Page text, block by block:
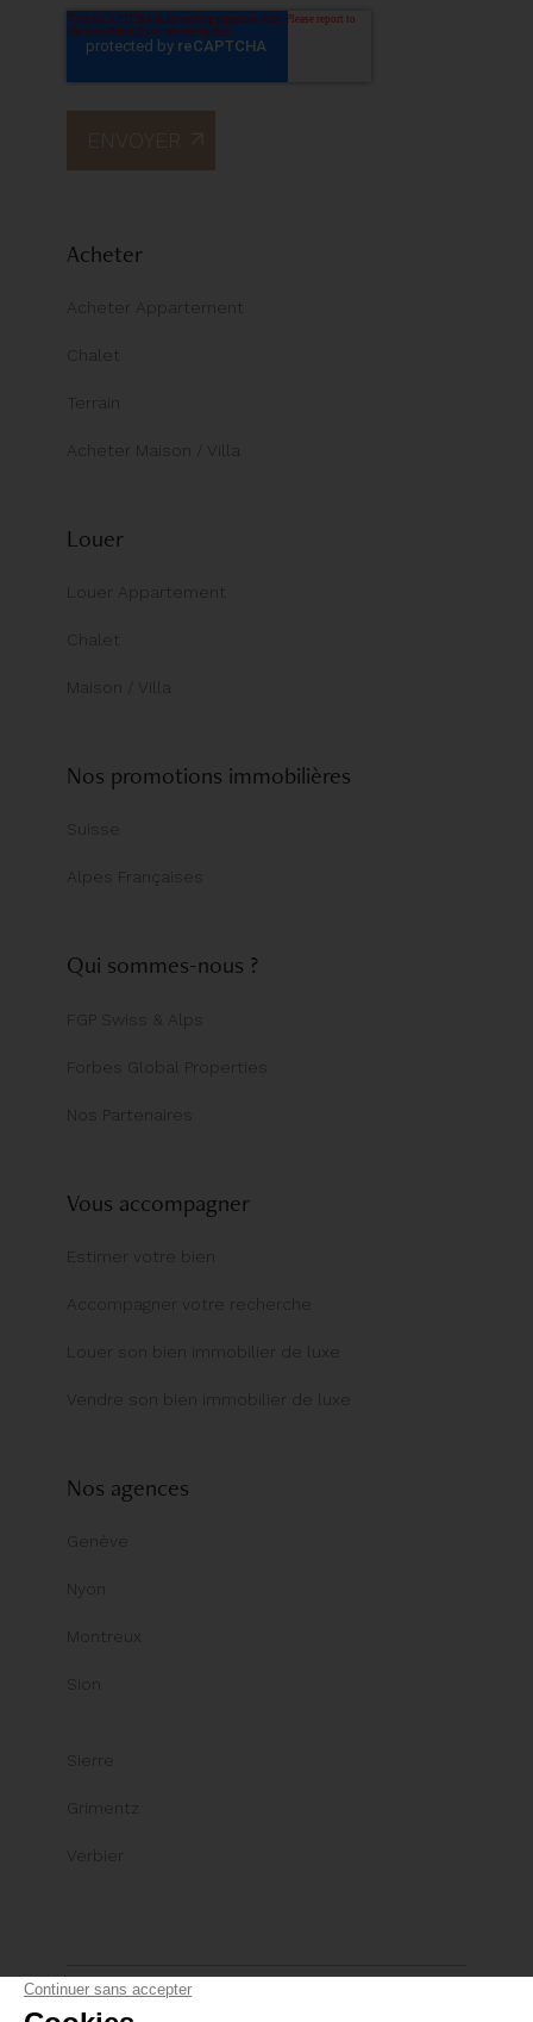
Acheter
Acheter Appartement
Chalet
Terrain
Acheter Maison / Villa
Louer
Louer Appartement
Chalet
Maison / Villa
Nos promotions immobilières
Suisse
Alpes Françaises
Qui sommes-nous ?
FGP Swiss & Alps
Forbes Global Properties
Nos Partenaires
Vous accompagner
Estimer votre bien
Accompagner votre recherche
Louer son bien immobilier de luxe
Vendre son bien immobilier de luxe
Nos agences
Genève
Nyon
Montreux
Sion
Sierre
Grimentz
Verbier
© Comptoir Immobilier Group